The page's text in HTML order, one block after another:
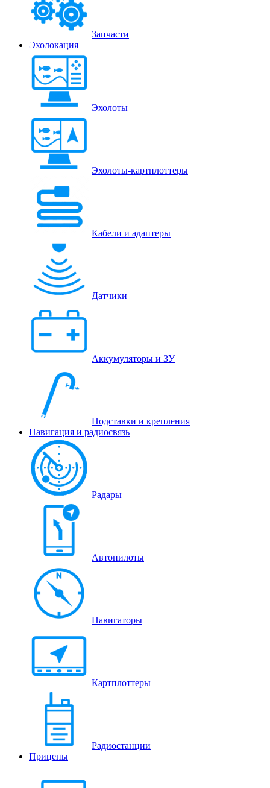
Запчасти
Эхолокация
Эхолоты
Эхолоты-картплоттеры
Кабели и адаптеры
Датчики
Аккумуляторы и ЗУ
Подставки и крепления
Навигация и радиосвязь
Радары
Автопилоты
Навигаторы
Картплоттеры
Радиостанции
Прицепы